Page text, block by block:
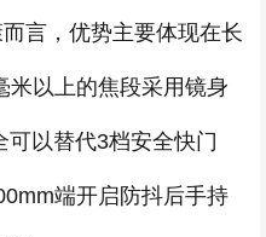
言，优势主要体现在长
米以上的焦段采用镜身
可以替代3档安全快门
端开启防抖后手持